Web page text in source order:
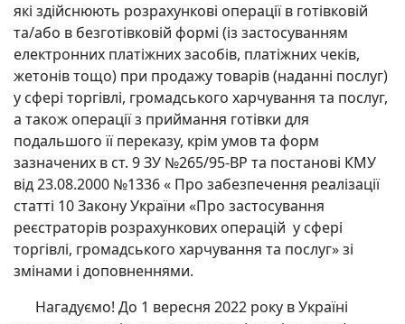
які здійснюють розрахункові операції в готівковій
та/або в безготівковій формі (із застосуванням
електронних платіжних засобів, платіжних чеків,
жетонів тощо) при продажу товарів (наданні послуг)
у сфері торгівлі, громадського харчування та послуг,
а також операції з приймання готівки для
подальшого її переказу, крім умов та форм
зазначених в ст. 9 ЗУ №265/95-ВР та постанові КМУ
від 23.08.2000 №1336 « Про забезпечення реалізації
статті 10 Закону України «Про застосування
реєстраторів розрахункових операцій у сфері
торгівлі, громадського харчування та послуг» зі
змінами і доповненнями.
Нагадуємо! До 1 вересня 2022 року в Україні